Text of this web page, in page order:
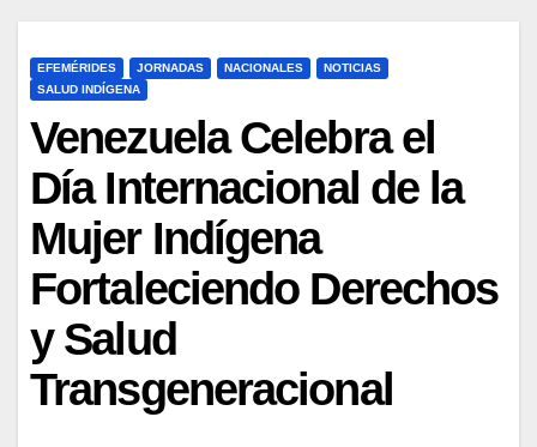
EFEMÉRIDES JORNADAS NACIONALES
NOTICIAS
SALUD INDÍGENA
Venezuela Celebra el
Día Internacional de la
Mujer Indígena
Fortaleciendo Derechos
y Salud
Transgeneracional